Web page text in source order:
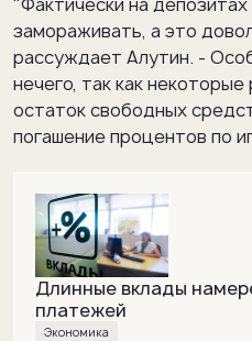
замораживать, а это
рассуждает Алутин. -
нечего, так как
остаток свободных
погашение процентов по
Длинные вклады
платежей
Экономика